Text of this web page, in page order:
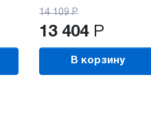
14 109 Р
13 404 Р
В корзину